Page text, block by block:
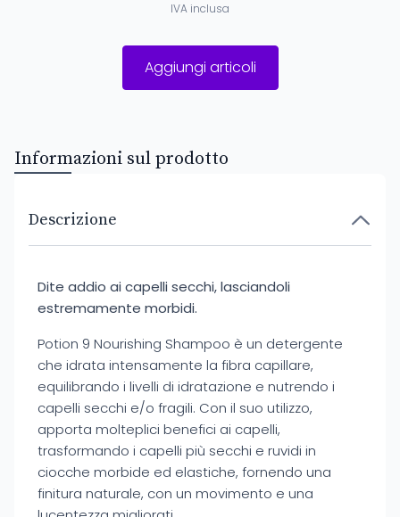
IVA inclusa
Aggiungi articoli
Informazioni sul prodotto
Descrizione
Dite addio ai capelli secchi, lasciandoli
estremamente morbidi.
Potion 9 Nourishing Shampoo è un detergente
che idrata intensamente la fibra capillare,
equilibrando i livelli di idratazione e nutrendo i
capelli secchi e/o fragili. Con il suo utilizzo,
apporta molteplici benefici ai capelli,
trasformando i capelli più secchi e ruvidi in
ciocche morbide ed elastiche, fornendo una
finitura naturale, con un movimento e una